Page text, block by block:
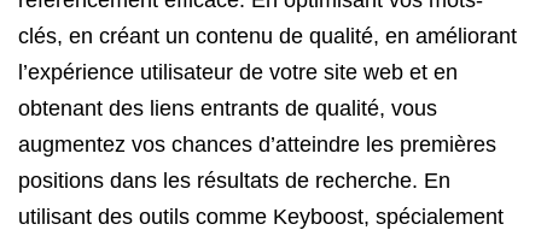
clés, en créant un contenu de qualité, en améliorant
l’expérience utilisateur de votre site web et en
obtenant des liens entrants de qualité, vous
augmentez vos chances d’atteindre les premières
positions dans les résultats de recherche. En
utilisant des outils comme Keyboost, spécialement